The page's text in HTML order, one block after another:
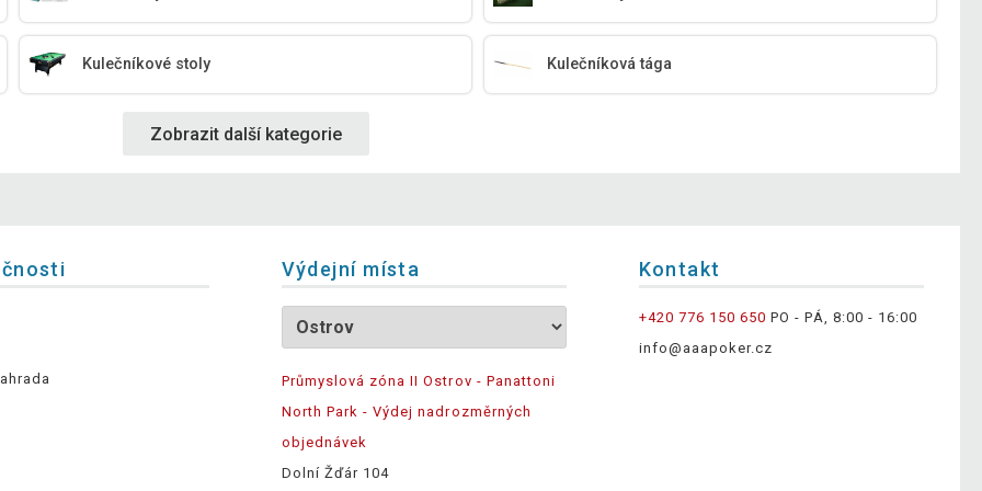
Kulečníkové stoly Kulečníková tága
Zobrazit další kategorie
Výdejní místa
Průmyslová zóna II Ostrov - Panattoni
North Park - Výdej nadrozměrných
objednávek
Dolní Žďár 104
Kontakt
+420 776 150 650 PO - PÁ, 8:00 - 16:00
info@aaapoker.cz